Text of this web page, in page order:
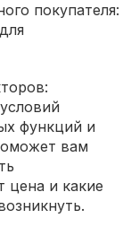
покупателя:
функций и
вам
цена и какие